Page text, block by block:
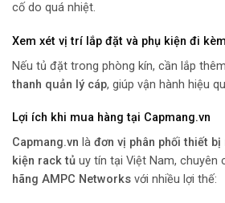
cố do quá nhiệt.
Xem xét vị trí lắp đặt và phụ kiện đi kèm
Nếu tủ đặt trong phòng kín, cần lắp thêm
thanh quản lý cáp, giúp vận hành hiệu
Lợi ích khi mua hàng tại Capmang.vn
Capmang.vn là đơn vị phân phối thiết
kiện rack tủ uy tín tại Việt Nam, chuyên
hãng AMPC Networks với nhiều lợi thế: